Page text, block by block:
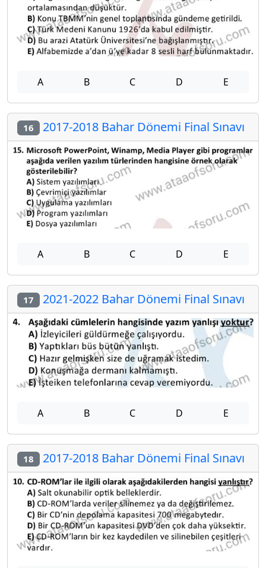
A B C D E
16 2017-2018 Bahar Dönemi Final Sınavı
A B C D E
17 2021-2022 Bahar Dönemi Final Sınavı
A B C D E
18 2017-2018 Bahar Dönemi Final Sınavı